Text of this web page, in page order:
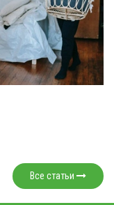
Все статьи